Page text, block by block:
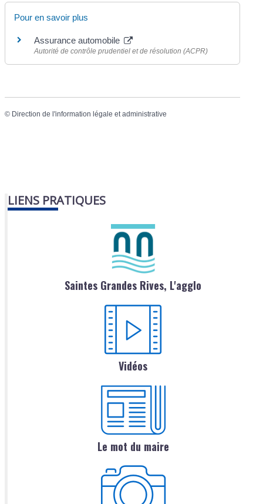
Pour en savoir plus
Assurance automobile
Autorité de contrôle prudentiel et de résolution (ACPR)
© Direction de l'information légale et administrative
LIENS PRATIQUES
Saintes Grandes Rives, L'agglo
Vidéos
Le mot du maire